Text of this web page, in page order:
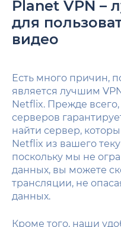
Planet VPN –
для
видео
Есть много причин,
является лучшим
Netflix. Прежде
серверов
найти сервер,
Netflix из вашего
поскольку мы не
данных, вы можете
трансляции, не
данных.
Кроме того, наши